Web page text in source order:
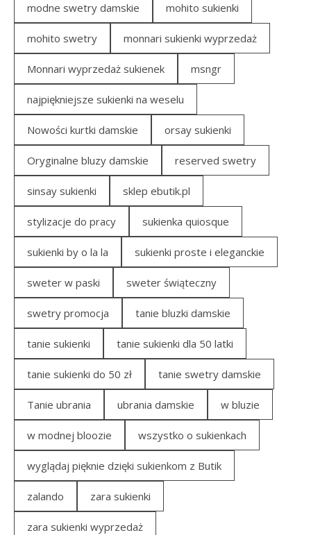
modne swetry damskie mohito sukienki
mohito swetry monnari sukienki wyprzedaż
Monnari wyprzedaż sukienek msngr
najpiękniejsze sukienki na weselu
Nowości kurtki damskie orsay sukienki
Oryginalne bluzy damskie reserved swetry
sinsay sukienki sklep ebutik.pl
stylizacje do pracy sukienka quiosque
sukienki by o la la sukienki proste i eleganckie
sweter w paski sweter świąteczny
swetry promocja tanie bluzki damskie
tanie sukienki tanie sukienki dla 50 latki
tanie sukienki do 50 zł tanie swetry damskie
Tanie ubrania ubrania damskie w bluzie
w modnej bloozie wszystko o sukienkach
wyglądaj pięknie dzięki sukienkom z Butik
zalando zara sukienki
zara sukienki wyprzedaż